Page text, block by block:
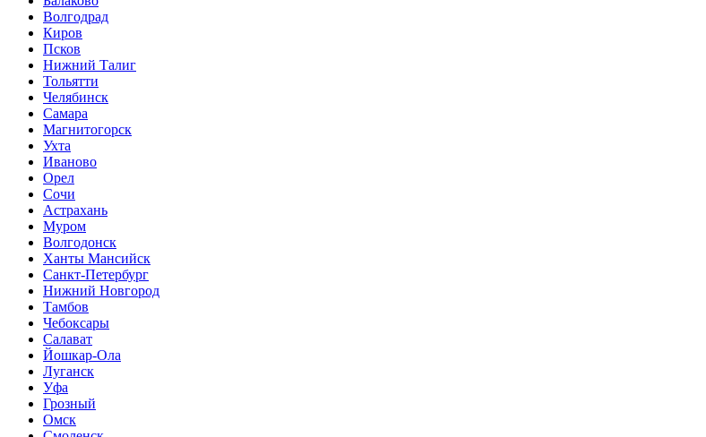
Волгодрад
Киров
Псков
Нижний Талиг
Тольятти
Челябинск
Самара
Магнитогорск
Ухта
Иваново
Орел
Сочи
Астрахань
Муром
Волгодонск
Ханты Мансийск
Санкт-Петербург
Нижний Новгород
Тамбов
Чебоксары
Салават
Йошкар-Ола
Луганск
Уфа
Грозный
Омск